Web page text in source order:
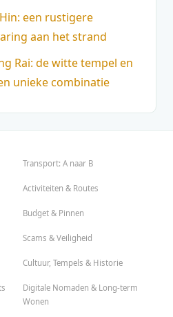
een rustigere
aan het strand
Rai: de witte tempel en
unieke combinatie
Transport: A naar B
Activiteiten & Routes
Budget & Pinnen
Scams & Veiligheid
Cultuur, Tempels & Historie
Digitale Nomaden & Long-term
Wonen